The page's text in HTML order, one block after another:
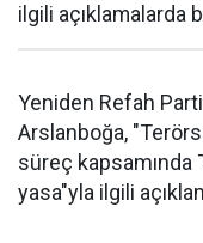
ilgili açıklamalarda
Yeniden Refah
Arslanboğa,
süreç
yasa"yla ilgili